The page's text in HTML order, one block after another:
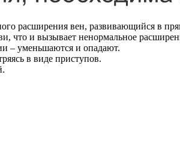
расширения вен, развивающийся в
что и вызывает ненормальное
– уменьшаются и опадают.
в виде приступов.